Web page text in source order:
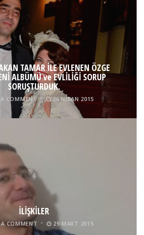
TAMAR İLE EVLENEN ÖZGE
ALBÜMÜ ve EVLİLİĞİ SORUP
SORUŞTURDUK.
A COMMENT 26 NISAN 2015
İLİŞKİLER
A COMMENT 29 MART 2015